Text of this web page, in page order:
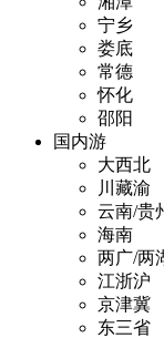
宁乡
娄底
常德
怀化
邵阳
国内游
大西北
川藏渝
云南/贵
海南
两广/两
江浙沪
京津冀
东三省